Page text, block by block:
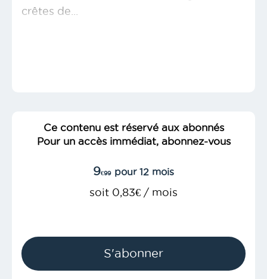
crêtes de...
Ce contenu est réservé aux abonnés
Pour un accès immédiat, abonnez-vous
9€99 pour 12 mois
soit 0,83€ / mois
S'abonner